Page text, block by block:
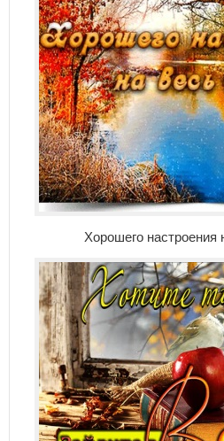
Хорошего настроения